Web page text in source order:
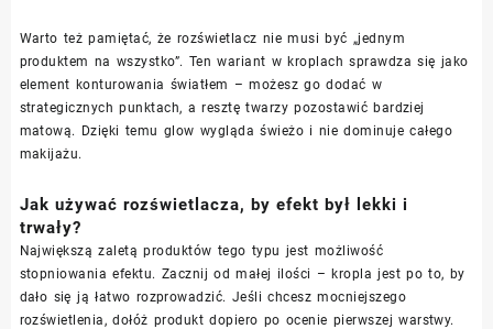
Warto też pamiętać, że rozświetlacz nie musi być „jednym
produktem na wszystko”. Ten wariant w kroplach sprawdza się jako
element konturowania światłem – możesz go dodać w
strategicznych punktach, a resztę twarzy pozostawić bardziej
matową. Dzięki temu glow wygląda świeżo i nie dominuje całego
makijażu.
Jak używać rozświetlacza, by efekt był lekki i
trwały?
Największą zaletą produktów tego typu jest możliwość
stopniowania efektu. Zacznij od małej ilości – kropla jest po to, by
dało się ją łatwo rozprowadzić. Jeśli chcesz mocniejszego
rozświetlenia, dołóż produkt dopiero po ocenie pierwszej warstwy.